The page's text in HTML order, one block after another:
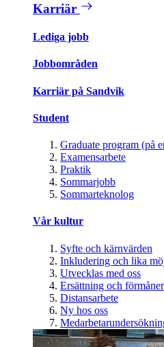
Karriär
Lediga jobb
Jobbområden
Karriär på Sandvik
Student
Graduate program (på
Examensarbete
Praktik
Sommarjobb
Sommarteknolog
Vår kultur
Syfte och kärnvärden
Inkludering och lika
Utvecklas med oss
Ersättning och förmåner
Distansarbete
Ny hos oss